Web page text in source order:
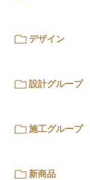
デザイン
設計グループ
施工グループ
新商品